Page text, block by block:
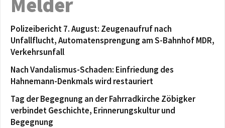
Polizeibericht 7. August: Zeugenaufruf nach
Unfallflucht, Automatensprengung am S-Bahnhof MDR,
Verkehrsunfall
Nach Vandalismus-Schaden: Einfriedung des
Hahnemann-Denkmals wird restauriert
Tag der Begegnung an der Fahrradkirche Zöbigker
verbindet Geschichte, Erinnerungskultur und
Begegnung